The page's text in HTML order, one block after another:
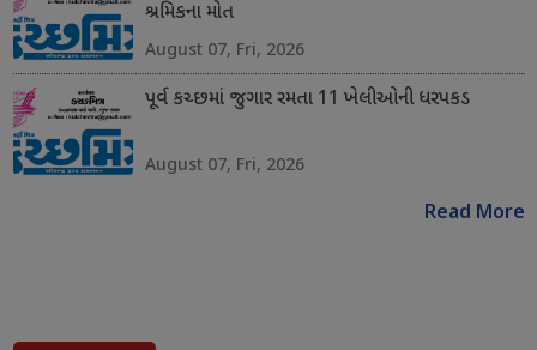
શ્રમિકના મોત
August 07, Fri, 2026
પૂર્વ કચ્છમાં જુગાર રમતા 11 ખેલીઓની ધરપકડ
August 07, Fri, 2026
Read More